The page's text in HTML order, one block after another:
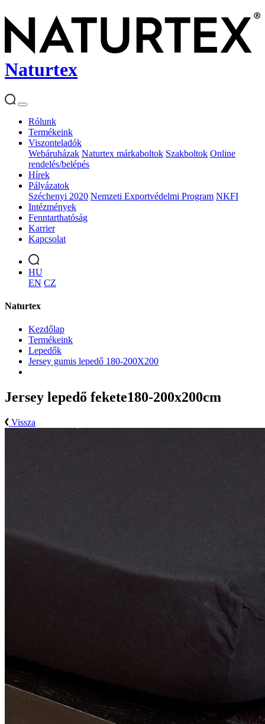
Naturtex
Rólunk
Termékeink
Viszonteladók
Webáruházak Naturtex márkaboltok Szakboltok Online
rendelés/belépés
Hírek
Pályázatok
Széchenyi 2020 Nemzeti Exportvédelmi Program NKFI
Intézmények
Fenntarthatóság
Karrier
Kapcsolat
HU
EN CZ
Naturtex
Kezdőlap
Termékeink
Lepedők
Jersey gumis lepedő 180-200X200
Jersey lepedő fekete180-200x200cm
Vissza